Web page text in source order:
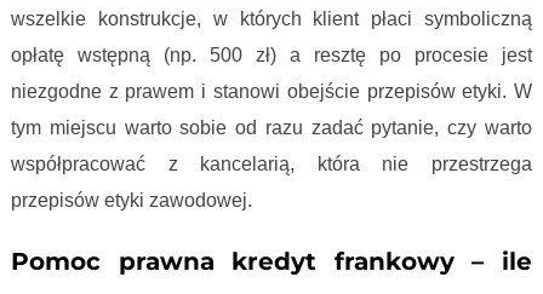
wszelkie konstrukcje, w których klient płaci symboliczną
opłatę wstępną (np. 500 zł) a resztę po procesie jest
niezgodne z prawem i stanowi obejście przepisów etyki. W
tym miejscu warto sobie od razu zadać pytanie, czy warto
współpracować z kancelarią, która nie przestrzega
przepisów etyki zawodowej.
Pomoc prawna kredyt frankowy – ile